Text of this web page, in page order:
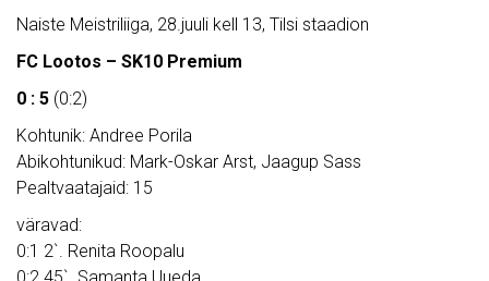
Naiste Meistriliiga, 28.juuli kell 13, Tilsi staadion
FC Lootos – SK10 Premium
0 : 5 (0:2)
Kohtunik: Andree Porila
Abikohtunikud: Mark-Oskar Arst, Jaagup Sass
Pealtvaatajaid: 15
väravad:
0:1 2`. Renita Roopalu